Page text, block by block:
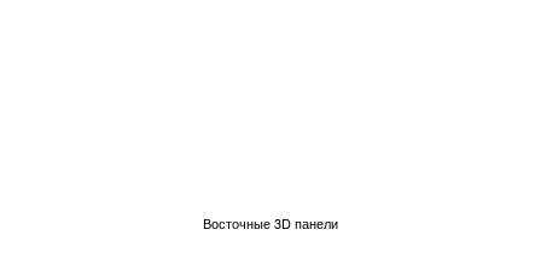
Восточные 3D панели